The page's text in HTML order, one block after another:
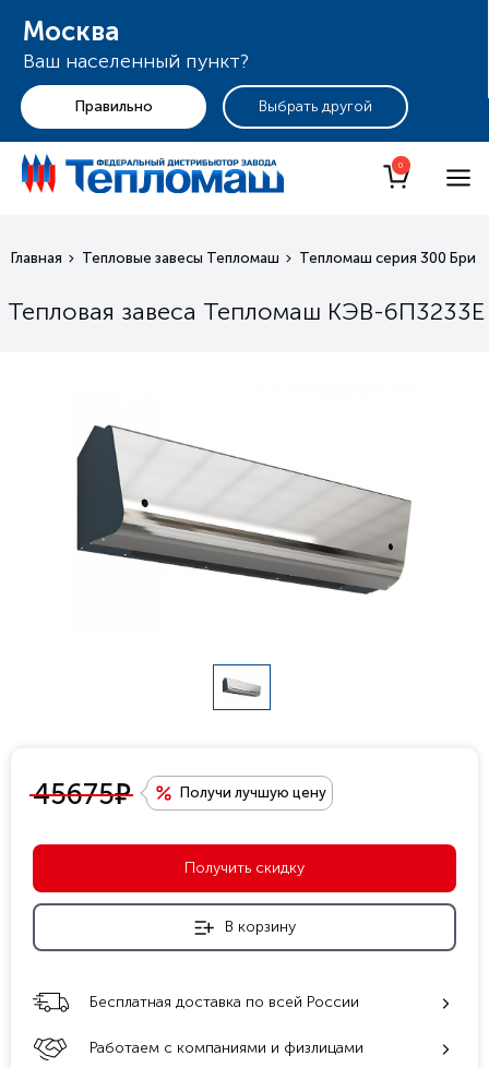
Москва
Ваш населенный пункт?
+7 (495) 255-19-29
0
Главная Тепловые завесы Тепломаш Тепломаш серия 300
Тепловая завеса Тепломаш КЭВ-6П3233Е
45675е Получи лучшую цену
Получить скидку
В корзину
Бесплатная доставка по всей России
Работаем с компаниями и физлицами